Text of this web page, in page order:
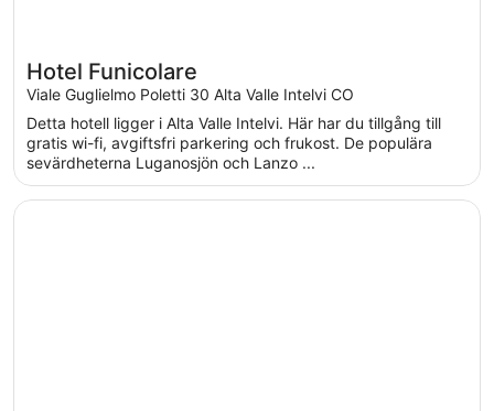
Hotel Funicolare
Viale Guglielmo Poletti 30 Alta Valle Intelvi CO
Detta hotell ligger i Alta Valle Intelvi. Här har du tillgång till
gratis wi-fi, avgiftsfri parkering och frukost. De populära
sevärdheterna Luganosjön och Lanzo ...
Öppnas i ett nytt fönster
B&B Hotel Como City Center